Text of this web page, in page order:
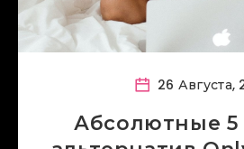
26 Августа,
Абсолютные 5